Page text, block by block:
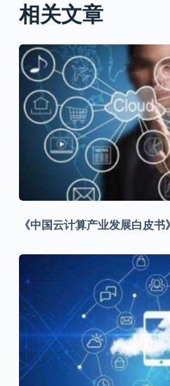
相关文章
《中国云计算产业发展白皮书